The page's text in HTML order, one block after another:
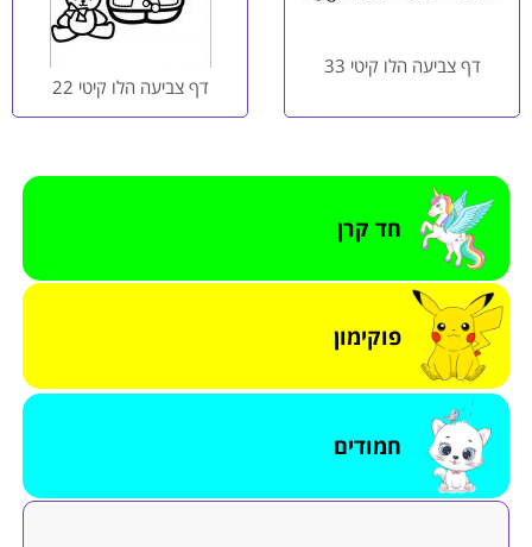
חד קרן
פוקימון
חמודים
דף צביעה הלו קיטי 33
דף צביעה הלו קיטי 22